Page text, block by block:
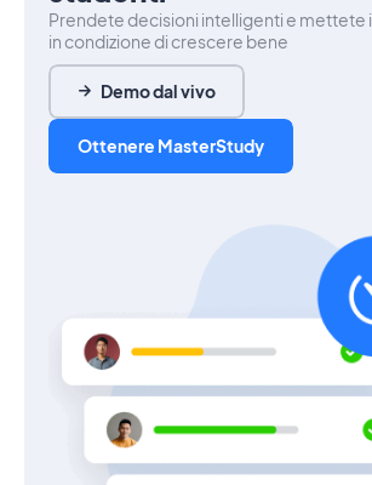
Prendete decisioni intelligenti e mettete
in condizione di crescere bene
Demo dal vivo
Ottenere MasterStudy